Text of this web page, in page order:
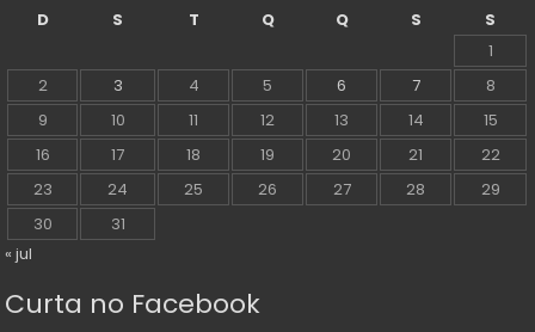
D
S T Q Q S
S
1
2
3 4 5 6 7
8
9
10 11 12 13 14
15
16
17 18 19 20 21
22
23
24 25 26 27 28
29
30
31
« jul
Curta no Facebook